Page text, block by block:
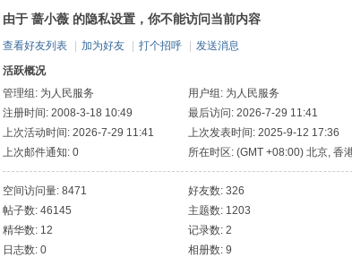
由于 蔷小薇 的隐私设置，你不能访问当前内容
查看好友列表 加为好友 打个招呼
发送消息
活跃概况
管理组: 为人民服务 用户组: 为人民服务
注册时间: 2008-3-18 10:49
最后访问: 2026-7-29 11:41
上次活动时间: 2026-7-29 11:41
上次发表时间: 2025-9-12 17:36
上次邮件通知: 0
所在时区: (GMT +08:00) 北京, 香
斯, 新加坡, 台北
空间访问量: 8471
好友数: 326
帖子数: 46145
主题数: 1203
精华数: 12
记录数: 2
日志数: 0
相册数: 9